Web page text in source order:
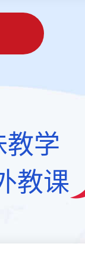
教学
教课